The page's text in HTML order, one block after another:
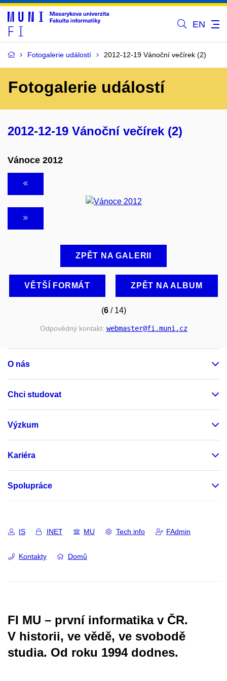
EN
Fotogalerie událostí 2012-12-19 Vánoční večírek (2)
Fotogalerie událostí
2012-12-19 Vánoční večírek (2)
Vánoce 2012
ZPĚT NA GALERII
VĚTŠÍ FORMÁT ZPĚT NA ALBUM
(6/ 14)
Odpovědný kontakt: webmaster@fi.muni.cz
O nás
Chci studovat
Výzkum
Kariéra
Spolupráce
IS INET MU Tech info FAdmin
Kontakty Domů
FI MU – první informatika v ČR.
V historii, ve vědě, ve svobodě
studia. Od roku 1994 dodnes.